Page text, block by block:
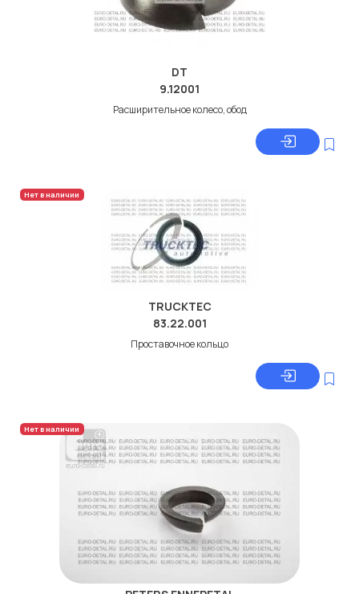
DT
9.12001
Расширительное колесо, обод
Нет в наличии
TRUCKTEC
83.22.001
Проставочное кольцо
Нет в наличии